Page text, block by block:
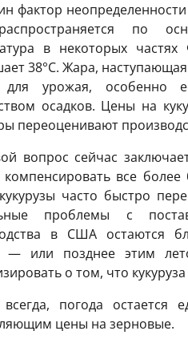
фактор
по
в некоторых
38°C. Жара,
для урожая, особенно
осадков. Цены на
переоценивают
вопрос сейчас
компенсировать все
часто быстро
проблемы с
в США остаются
— или позднее этим
о том, что
погода остается
цены на зерновые.